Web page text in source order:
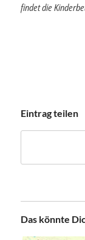
findet die
Eintrag teilen
Das könnte